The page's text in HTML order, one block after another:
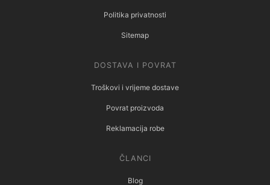
Politika privatnosti
Sitemap
DOSTAVA I POVRAT
Troškovi i vrijeme dostave
Povrat proizvoda
Reklamacija robe
ČLANCI
Blog